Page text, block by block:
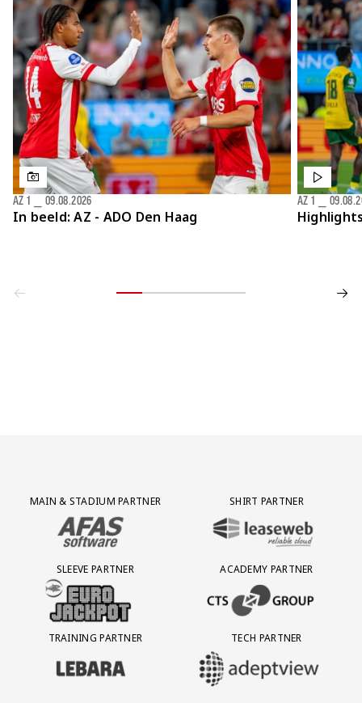
In beeld: AZ - ADO Den Haag
AZ 1 09.08.2026 AZ 1
Partner Logos Grid
MAIN & STADIUM PARTNER
BEZOEK ONZE MAIN & STADIUM PARTNER AFAS SOFTWARE
SHIRT PARTNER
BEZOEK ONZE SHIRT PARTNER
SLEEVE PARTNER
BEZOEK ONZE SLEEVE PARTNER EUROJACKPOT
ACADEMY PARTNER
BEZOEK ONZE ACADEMY
TRAINING PARTNER
BEZOEK ONZE TRAINING PARTNER LEBARA
TECH PARTNER
BEZOEK ONZE TECH PARTNER